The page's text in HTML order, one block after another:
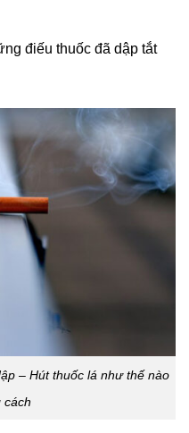
điếu thuốc đã dập tắt
– Hút thuốc lá như thế nào
cách